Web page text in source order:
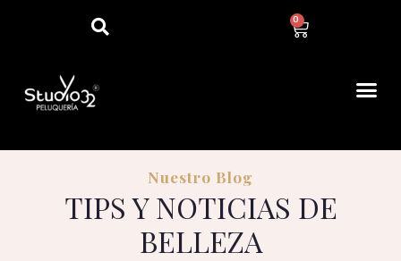
0
Nuestro Blog
TIPS Y NOTICIAS DE
BELLEZA